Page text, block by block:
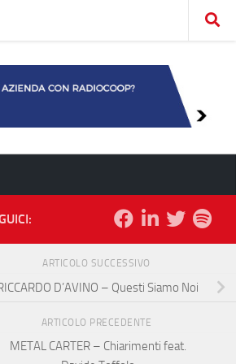
ARTICOLO SUCCESSIVO
D’AVINO – Questi Siamo Noi
ARTICOLO PRECEDENTE
METAL CARTER – Chiarimenti feat.